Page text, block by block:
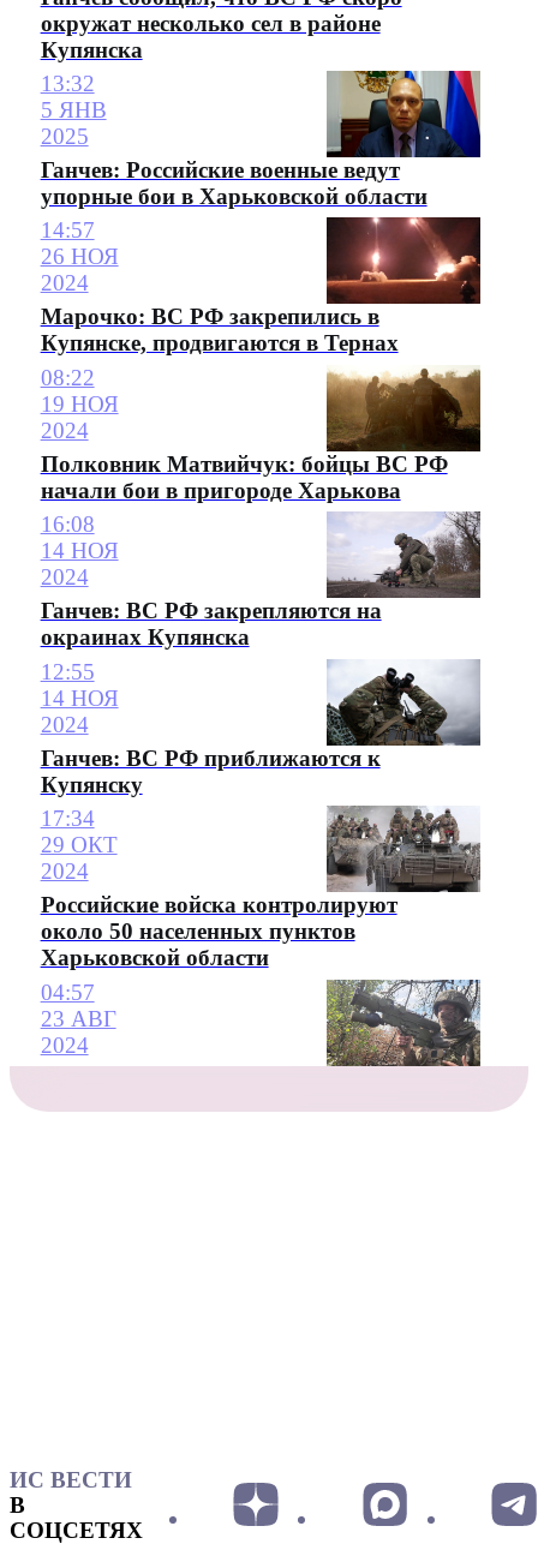
окружат несколько сел в районе
Купянска
13:32
5 ЯНВ
2025
Ганчев: Российские военные ведут
упорные бои в Харьковской области
14:57
26 НОЯ
2024
Марочко: ВС РФ закрепились в
Купянске, продвигаются в Тернах
08:22
19 НОЯ
2024
Полковник Матвийчук: бойцы ВС РФ
начали бои в пригороде Харькова
16:08
14 НОЯ
2024
Ганчев: ВС РФ закрепляются на
окраинах Купянска
12:55
14 НОЯ
2024
Ганчев: ВС РФ приближаются к
Купянску
17:34
29 ОКТ
2024
Российские войска контролируют
около 50 населенных пунктов
Харьковской области
04:57
23 АВГ
2024
ИС ВЕСТИ
В
СОЦСЕТЯХ